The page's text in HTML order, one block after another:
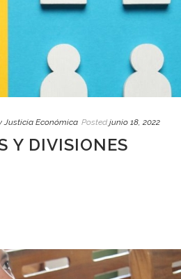
Justicia Económica Posted junio 18, 2022
Y DIVISIONES